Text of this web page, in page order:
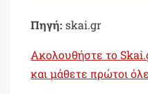
Πηγή: skai.gr
Ακολουθήστε το
και μάθετε πρώτοι